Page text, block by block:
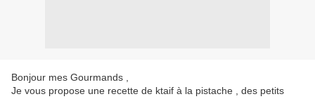
Bonjour mes Gourmands ,
Je vous propose une recette de ktaif à la pistache , des petits